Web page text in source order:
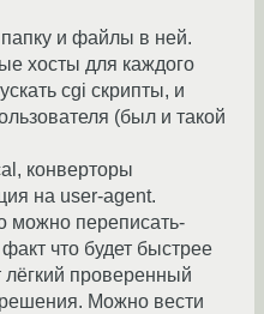
папку и файлы в ней.
хосты для каждого
cgi скрипты, и
(был и такой
конверторы
на user-agent.
можно переписать-
что будет быстрее
лёгкий проверенный
Можно вести